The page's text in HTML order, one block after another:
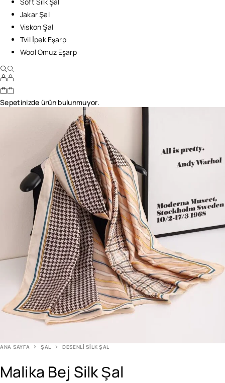
Jakar Şal
Viskon Şal
Tvil İpek Eşarp
Wool Omuz Eşarp
Sepetinizde ürün bulunmuyor.
ANA SAYFA ŞAL DESENLI SILK ŞAL
Malika Bej Silk Şal